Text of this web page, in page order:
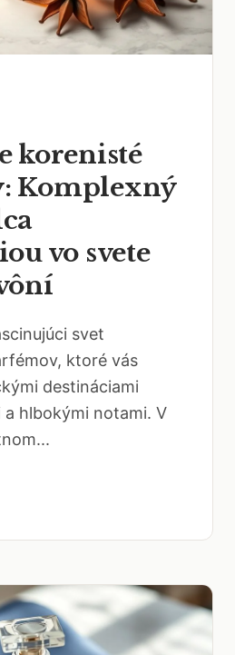
korenisté
Komplexný
vo svete
svet
ktoré vás
destináciami
a hlbokými notami. V